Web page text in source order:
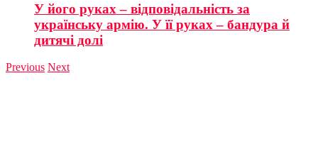
У його руках – відповідальність за
українську армію. У її руках – бандура й
дитячі долі
Previous Next